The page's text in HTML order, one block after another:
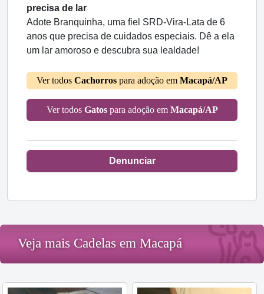
precisa de lar
Adote Branquinha, uma fiel SRD-Vira-Lata de 6
anos que precisa de cuidados especiais. Dê a ela
um lar amoroso e descubra sua lealdade!
Ver todos Cachorros para adoção em Macapá/AP
Ver todos Gatospara adoção em Macapá/AP
Denunciar
Veja mais Cadelas em Macapá